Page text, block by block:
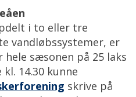
i to eller tre
vandløbssystemer, er
sæsonen på 25 laks
14.30 kunne
skrive på